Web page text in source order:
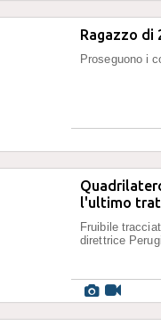
Ragazzo di
Proseguono i
l'ultimo
Fruibile
direttrice